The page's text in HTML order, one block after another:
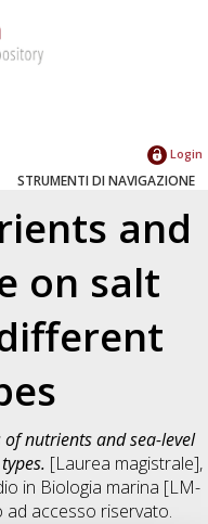
Login
STRUMENTI DI NAVIGAZIONE
and
on salt
of nutrients and sea-level
[Laurea magistrale],
in Biologia marina [LM-
ad accesso riservato.